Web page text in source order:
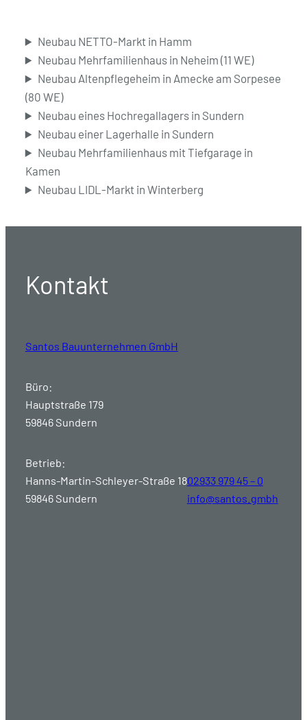
Neubau NETTO-Markt in Hamm
Neubau Mehrfamilienhaus in Neheim (11 WE)
Neubau Altenpflegeheim in Amecke am Sorpesee
(80 WE)
Neubau eines Hochregallagers in Sundern
Neubau einer Lagerhalle in Sundern
Neubau Mehrfamilienhaus mit Tiefgarage in
Kamen
Neubau LIDL-Markt in Winterberg
Kontakt
Santos Bauunternehmen GmbH
Büro:
Hauptstraße 179
59846 Sundern
Betrieb:
Hanns-Martin-Schleyer-Straße 18
59846 Sundern
02933 979 45 – 0
info@santos.gmbh